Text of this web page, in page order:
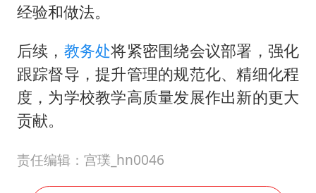
经验和做法。
后续， 教务处将紧密围绕会议部署，强化
跟踪督导，提升管理的规范化、精细化程
度，为学校教学高质量发展作出新的更大
贡献。
责任编辑：宫璞_hn0046